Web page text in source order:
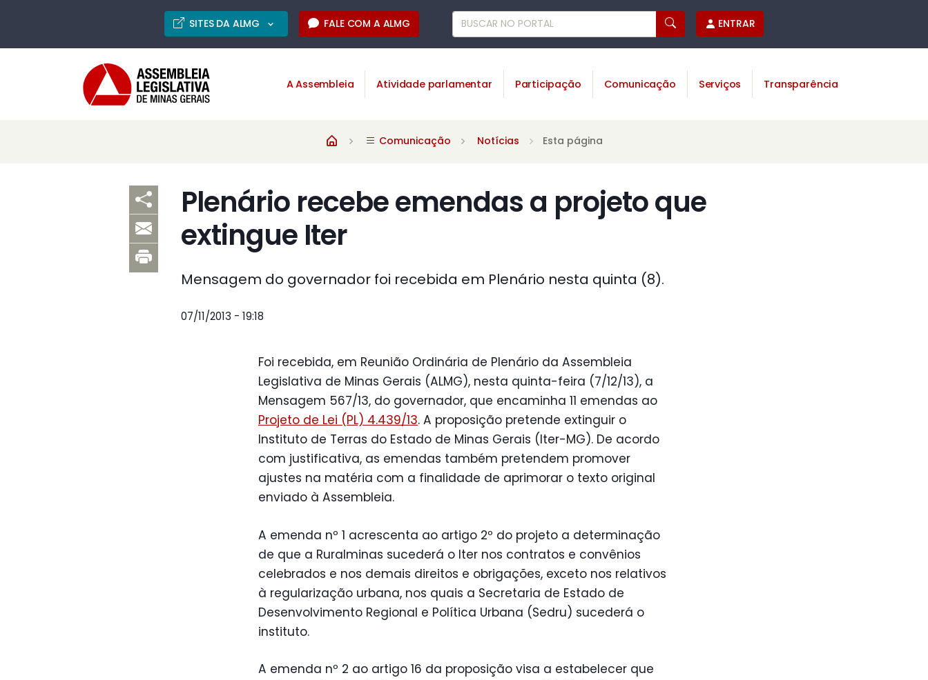
SITES DA ALMG FALE COM A ALMG ENTRAR
A Assembleia Atividade parlamentar Participação Comunicação Serviços Transparência
Comunicação Notícias Esta página
Plenário recebe emendas a projeto que
extingue Iter
Mensagem do governador foi recebida em Plenário nesta quinta (8).
07/11/2013 - 19:18
Foi recebida, em Reunião Ordinária de Plenário da Assembleia
Legislativa de Minas Gerais (ALMG), nesta quinta-feira (7/12/13), a
Mensagem 567/13, do governador, que encaminha 11 emendas ao
Projeto de Lei (PL) 4.439/13. A proposição pretende extinguir o
Instituto de Terras do Estado de Minas Gerais (Iter-MG). De acordo
com justificativa, as emendas também pretendem promover
ajustes na matéria com a finalidade de aprimorar o texto original
enviado à Assembleia.
A emenda nº 1 acrescenta ao artigo 2º do projeto a determinação
de que a Ruralminas sucederá o Iter nos contratos e convênios
celebrados e nos demais direitos e obrigações, exceto nos relativos
à regularização urbana, nos quais a Secretaria de Estado de
Desenvolvimento Regional e Política Urbana (Sedru) sucederá o
instituto.
A emenda nº 2 ao artigo 16 da proposição visa a estabelecer que